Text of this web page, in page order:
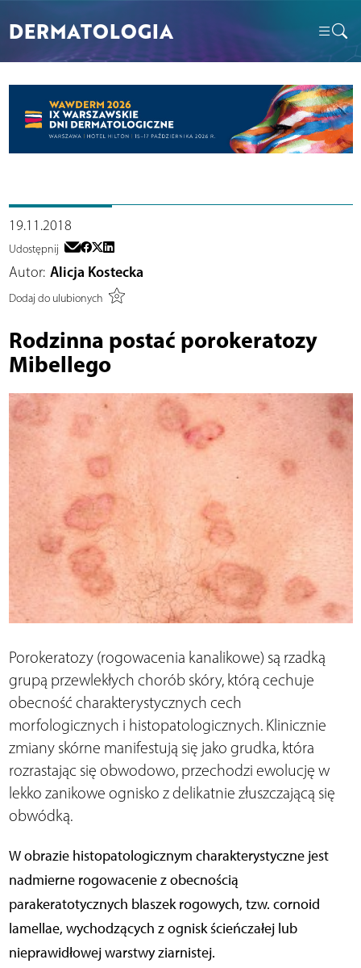
DERMATOLOGIA
19.11.2018
Udostępnij
Autor: Alicja Kostecka
Dodaj do ulubionych
Rodzinna postać porokeratozy
Mibellego
Porokeratozy (rogowacenia kanalikowe) są rzadką
grupą przewlekłych chorób skóry, którą cechuje
obecność charakterystycznych cech
morfologicznych i histopatologicznych. Klinicznie
zmiany skórne manifestują się jako grudka, która
rozrastając się obwodowo, przechodzi ewolucję w
lekko zanikowe ognisko z delikatnie złuszczającą się
obwódką.
W obrazie histopatologicznym charakterystyczne jest
nadmierne rogowacenie z obecnością
parakeratotycznych blaszek rogowych, tzw. cornoid
lamellae, wychodzących z ognisk ścieńczałej lub
nieprawidłowej warstwy ziarnistej.